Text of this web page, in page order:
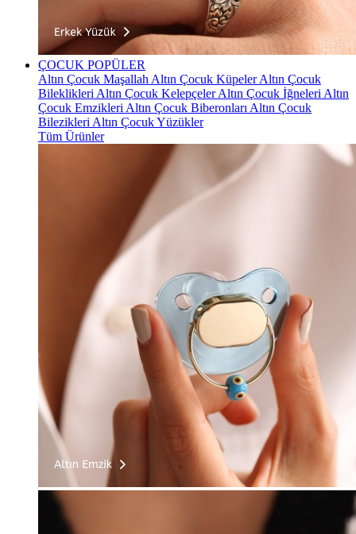
ÇOCUK POPÜLER
Altın Çocuk Maşallah Altın Çocuk KüpelerAltın Çocuk
Bileklikleri Altın Çocuk KelepçelerAltın Çocuk İğneleri Altın
Çocuk Emzikleri Altın Çocuk Biberonları Altın Çocuk
Bilezikleri Altın Çocuk Yüzükler
Tüm Ürünler